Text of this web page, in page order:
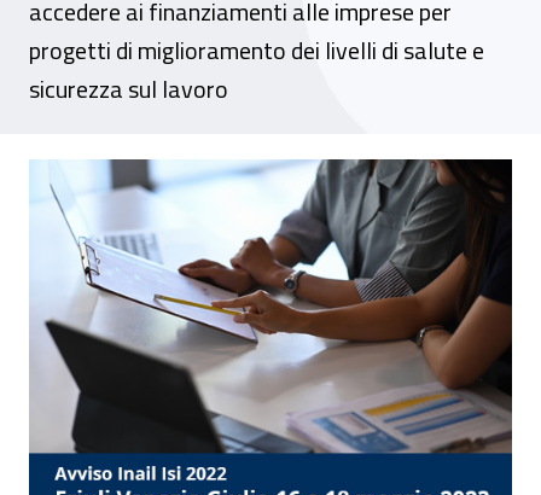
accedere ai finanziamenti alle imprese per
progetti di miglioramento dei livelli di salute e
sicurezza sul lavoro
Eventi online – “Avviso Inail Isi 2022”